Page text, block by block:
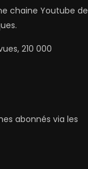
chaine Youtube de
210 000
abonnés via les